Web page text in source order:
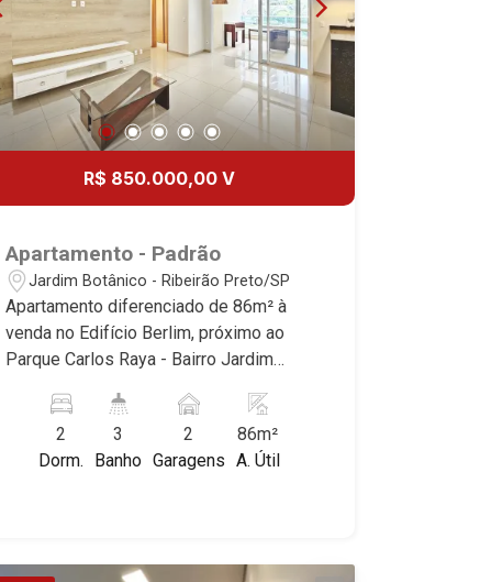
R$ 850.000,00 V
Apartamento - Padrão
Jardim Botânico - Ribeirão Preto/SP
Apartamento diferenciado de 86m² à
venda no Edifício Berlim, próximo ao
Parque Carlos Raya - Bairro Jardim
as características deste imóvel que a
Martinelli Imobiliária selecionou para
você: - 86m² de área útil - 2 suítes com
- Iluminação - 2 vagas - Fino
2
Dorm.
3
Banho
2
Garagens
86m²
A. Útil